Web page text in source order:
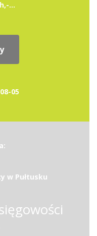
...
05
w Pułtusku